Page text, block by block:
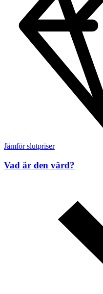
Jämför slutpriser
Vad är den värd?